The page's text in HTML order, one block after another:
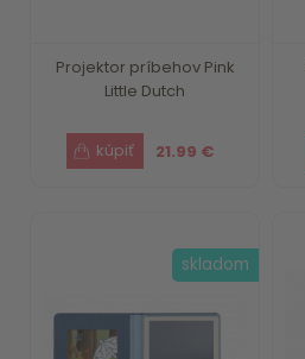
Projektor príbehov Pink
Little Dutch
21.99 €
skladom